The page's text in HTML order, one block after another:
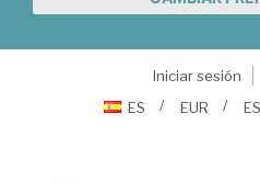
Iniciar sesión
ES
EUR